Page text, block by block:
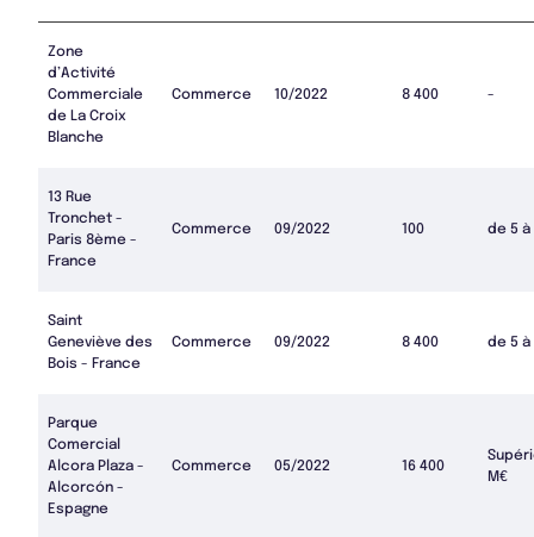
Zone
d’Activité
Commerciale
de La Croix
Blanche
Commerce 10/2022 8 400 -
13 Rue
Tronchet -
Paris 8ème -
France
Commerce 09/2022 100 de 5 à
Saint
Geneviève des
Bois - France
Commerce 09/2022 8 400 de 5 à
Parque
Comercial
Alcora Plaza -
Alcorcón -
Espagne
Commerce 05/2022 16 400
M€